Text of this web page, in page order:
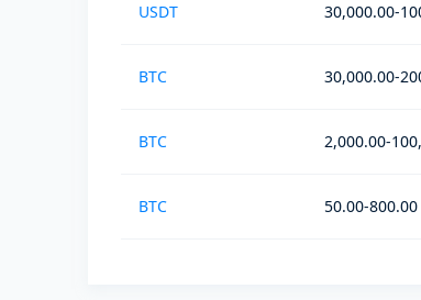
USDT 30,000.00-
BTC 30,000.00-
BTC 2,000.00-
BTC 50.00-800.00